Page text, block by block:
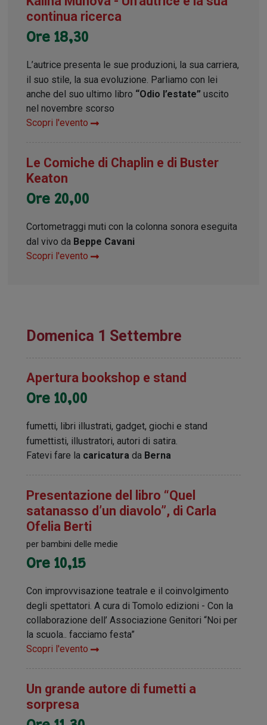
continua ricerca
Ore 18,30
L’autrice presenta le sue produzioni, la sua carriera,
il suo stile, la sua evoluzione. Parliamo con lei
anche del suo ultimo libro “Odio l’estate” uscito
nel novembre scorso
Scopri l'evento
Le Comiche di Chaplin e di Buster
Keaton
Ore 20,00
Cortometraggi muti con la colonna sonora eseguita
dal vivo da Beppe Cavani
Scopri l'evento
Domenica 1 Settembre
Apertura bookshop e stand
Ore 10,00
fumetti, libri illustrati, gadget, giochi e stand
fumettisti, illustratori, autori di satira.
Fatevi fare la caricatura da Berna
Presentazione del libro “Quel
satanasso d’un diavolo”, di Carla
Ofelia Berti
per bambini delle medie
Ore 10,15
Con improvvisazione teatrale e il coinvolgimento
degli spettatori. A cura di Tomolo edizioni - Con la
collaborazione dell’ Associazione Genitori “Noi per
la scuola.. facciamo festa”
Scopri l'evento
Un grande autore di fumetti a
sorpresa